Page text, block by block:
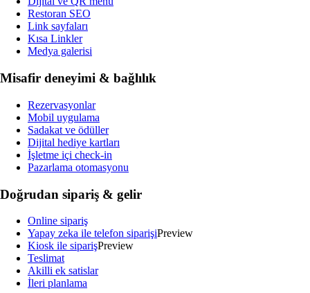
Restoran SEO
Link sayfaları
Kısa Linkler
Medya galerisi
Misafir deneyimi & bağlılık
Rezervasyonlar
Mobil uygulama
Sadakat ve ödüller
Dijital hediye kartları
İşletme içi check-in
Pazarlama otomasyonu
Doğrudan sipariş & gelir
Online sipariş
Yapay zeka ile telefon siparişiPreview
Kiosk ile siparişPreview
Teslimat
Akilli ek satislar
İleri planlama